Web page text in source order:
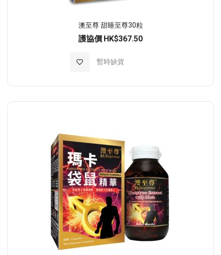
澳至尊 甜睡至尊30粒
護協價 HK$367.50
暫時缺貨
加入至願望清單